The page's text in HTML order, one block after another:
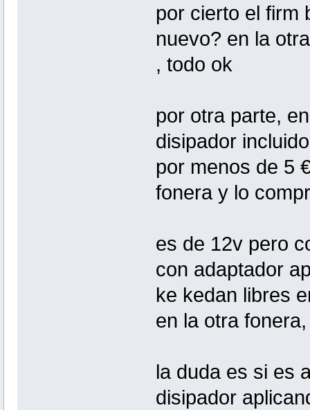
por cierto el firm
nuevo? en la
, todo ok
por otra parte,
disipador
por menos de 5
fonera y lo
es de 12v pero
con adaptador
ke kedan libres
en la otra
la duda es si es
disipador